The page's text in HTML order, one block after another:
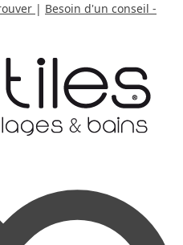
| Besoin d'un conseil -